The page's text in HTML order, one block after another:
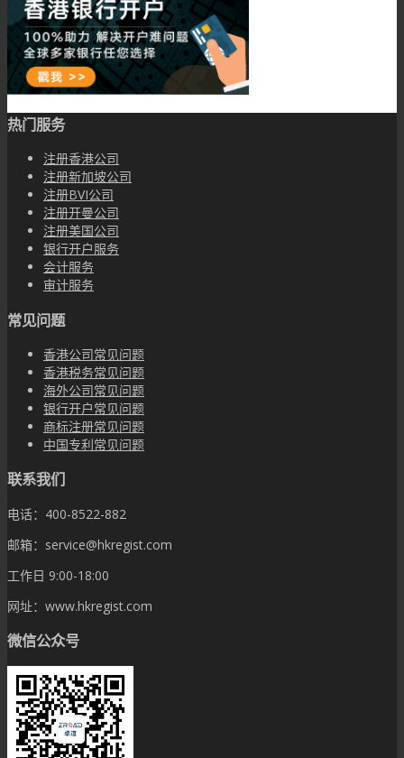
热门服务
注册香港公司
注册新加坡公司
注册BVI公司
注册开曼公司
注册美国公司
银行开户服务
会计服务
审计服务
常见问题
香港公司常见问题
香港税务常见问题
海外公司常见问题
银行开户常见问题
商标注册常见问题
中国专利常见问题
联系我们
电话：400-8522-882
邮箱：service@hkregist.com
工作日 9:00-18:00
网址：www.hkregist.com
微信公众号